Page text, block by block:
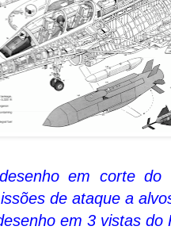
em corte do
de ataque a
em 3 vistas do